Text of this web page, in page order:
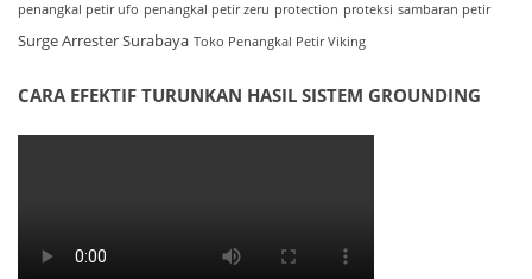
penangkal petir ufo penangkal petir zeru protection proteksi sambaran petir
Surge Arrester Surabaya Toko Penangkal Petir Viking
CARA EFEKTIF TURUNKAN HASIL SISTEM GROUNDING